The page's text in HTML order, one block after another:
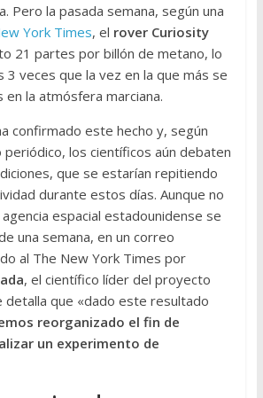
Pero la pasada semana, según una
York Times, el rover Curiosity
21 partes por billón de metano, lo
3 veces que la vez en la que más se
la atmósfera marciana.
confirmado este hecho y, según
los científicos aún debaten
que se estarían repitiendo
durante estos días. Aunque no
espacial estadounidense se
una semana, en un correo
al The New York Times por
, el científico líder del proyecto
detalla que «dado este resultado
reorganizado el fin de
un experimento de